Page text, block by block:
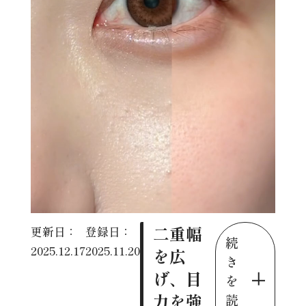
更新日：
2025.12.17
登録日：
2025.11.20
二重幅
を広
げ、目
力を強
続
き
を
読